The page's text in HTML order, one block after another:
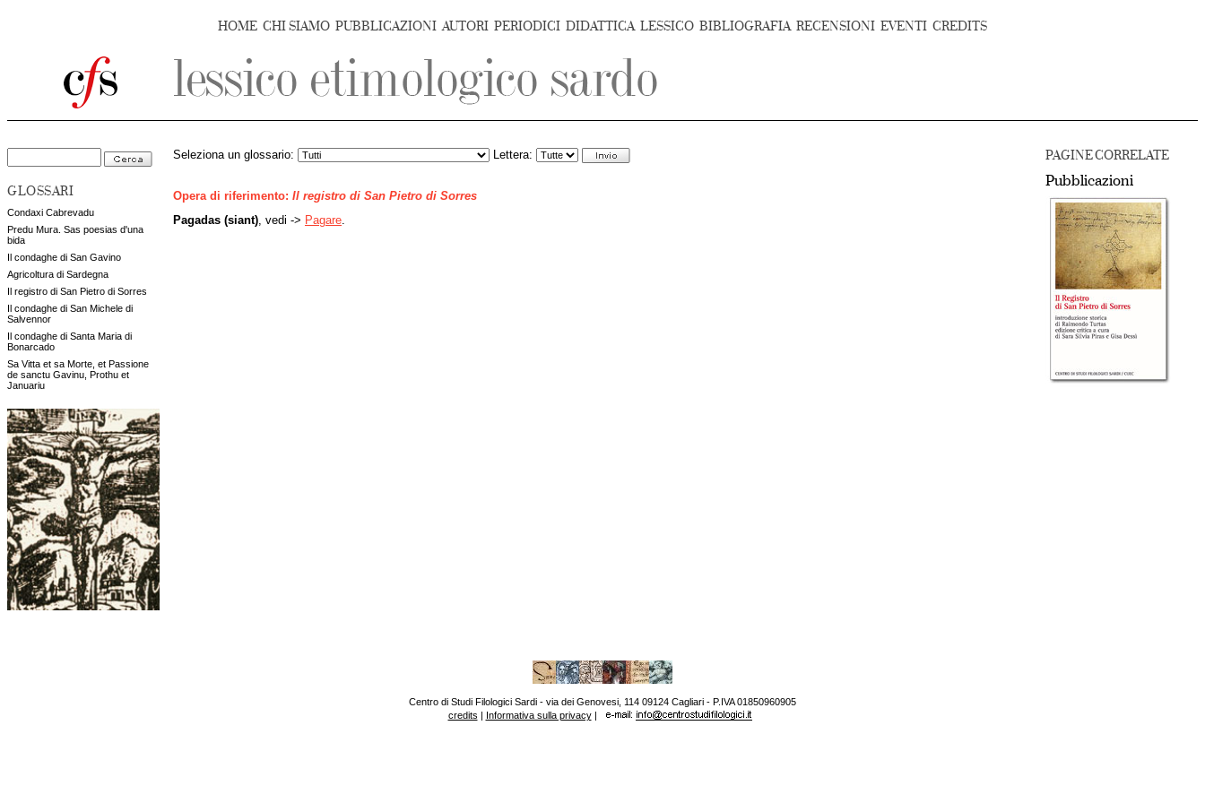
HOME CHI SIAMO PUBBLICAZIONI AUTORI PERIODICI DIDATTICA LESSICO BIBLIOGRAFIA RECENSIONI EVENTI CREDITS
GLOSSARI
Condaxi Cabrevadu
Predu Mura. Sas poesias d'una
bida
Il condaghe di San Gavino
Agricoltura di Sardegna
Il registro di San Pietro di Sorres
Il condaghe di San Michele di
Salvennor
Il condaghe di Santa Maria di
Bonarcado
Sa Vitta et sa Morte, et Passione
de sanctu Gavinu, Prothu et
Januariu
PAGINE CORRELATE
Pubblicazioni
Seleziona un glossario: Lettera:
Opera di riferimento: Il registro di San Pietro di Sorres
Pagadas (siant) , vedi -> Pagare
Centro di Studi Filologici Sardi - via dei Genovesi, 114 09124 Cagliari - P.IVA 01850960905
credits | Informativa sulla privacy|